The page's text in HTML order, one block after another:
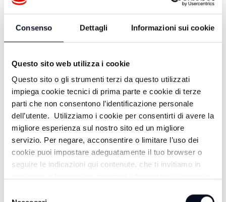
Consenso Dettagli Informazioni sui cookie
Questo sito web utilizza i cookie
Questo sito o gli strumenti terzi da questo utilizzati
impiega cookie tecnici di prima parte e cookie di terze
parti che non consentono l’identificazione personale
dell’utente. Utilizziamo i cookie per consentirti di avere la
migliore esperienza sul nostro sito ed un migliore
servizio. Per negare, acconsentire o limitare l’uso dei
cookie puoi impostare adeguatamente il tuo browser o
seguire le indicazioni qui contenute, che ti invitiamo in
TALK 24
TUTTI I PROGRAMMI
VAI AL PALINSESTO